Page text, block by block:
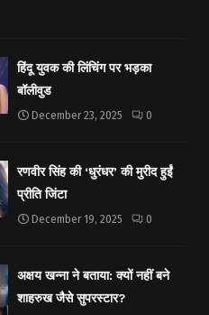
हिंदू युवक की लिंचिंग पर भड़का
बॉलीवुड
December 23, 2025 0
रणवीर सिंह की ‘धुरंधर’ की मुरीद हुईं
प्रीति जिंटा
December 19, 2025 0
अक्षय खन्ना ने बताया: क्यों नहीं बने
शाहरुख जैसे सुपरस्टार?